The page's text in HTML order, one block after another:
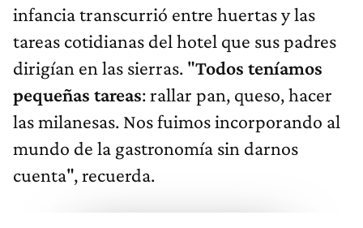
infancia transcurrió entre huertas y las
tareas cotidianas del hotel que sus padres
dirigían en las sierras. "Todos teníamos
pequeñas tareas: rallar pan, queso, hacer
las milanesas. Nos fuimos incorporando al
mundo de la gastronomía sin darnos
cuenta", recuerda.